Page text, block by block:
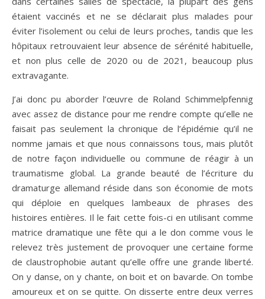
étaient vaccinés et ne se déclarait plus malades pour
éviter l’isolement ou celui de leurs proches, tandis que les
hôpitaux retrouvaient leur absence de sérénité habituelle,
et non plus celle de 2020 ou de 2021, beaucoup plus
extravagante.
J’ai donc pu aborder l’œuvre de Roland Schimmelpfennig
avec assez de distance pour me rendre compte qu’elle ne
faisait pas seulement la chronique de l’épidémie qu’il ne
nomme jamais et que nous connaissons tous, mais plutôt
de notre façon individuelle ou commune de réagir à un
traumatisme global. La grande beauté de l’écriture du
dramaturge allemand réside dans son économie de mots
qui déploie en quelques lambeaux de phrases des
histoires entières. Il le fait cette fois-ci en utilisant comme
matrice dramatique une fête qui a le don comme vous le
relevez très justement de provoquer une certaine forme
de claustrophobie autant qu’elle offre une grande liberté.
On y danse, on y chante, on boit et on bavarde. On tombe
amoureux et on se quitte. On disserte entre deux verres